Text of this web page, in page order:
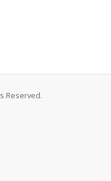
Reserved.